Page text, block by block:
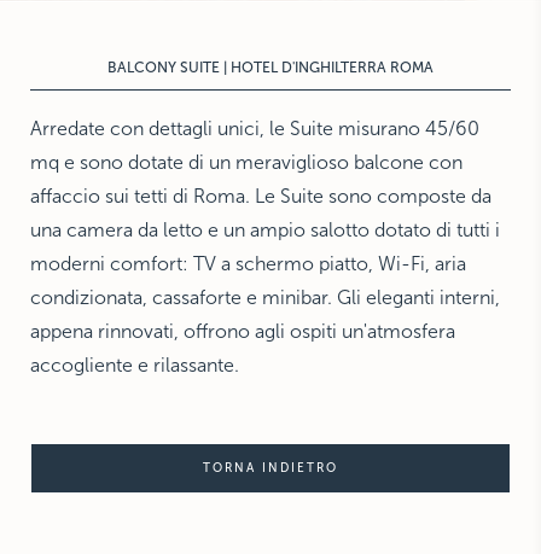
Villa La FavoritaBALCONY SUITE | HOTEL D'INGHILTERRA ROMA
Arredate con dettagli unici, le Suite misurano 45/60
mq e sono dotate di un meraviglioso balcone con
affaccio sui tetti di Roma. Le Suite sono composte da
una camera da letto e un ampio salotto dotato di tutti i
moderni comfort: TV a schermo piatto, Wi-Fi, aria
condizionata, cassaforte e minibar. Gli eleganti interni,
appena rinnovati, offrono agli ospiti un'atmosfera
accogliente e rilassante.
TORNA INDIETRO